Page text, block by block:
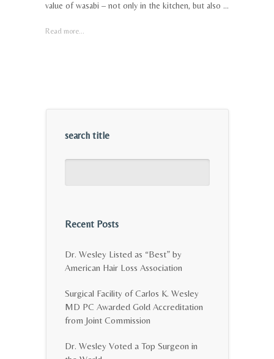
value of wasabi – not only in the kitchen, but also ...
Read more...
search title
Recent Posts
Dr. Wesley Listed as “Best” by
American Hair Loss Association
Surgical Facility of Carlos K. Wesley
MD PC Awarded Gold Accreditation
from Joint Commission
Dr. Wesley Voted a Top Surgeon in